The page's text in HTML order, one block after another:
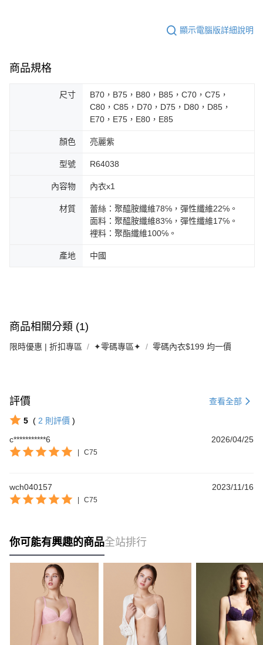
顯示電腦版詳細說明
商品規格
尺寸
B70，B75，B80，B85，C70，C75，
C80，C85，D70，D75，D80，D85，
E70，E75，E80，E85
顏色 亮麗紫
型號 R64038
內容物 內衣x1
材質
蕾絲：聚醯胺纖維78℅，彈性纖維22℅。
面料：聚醯胺纖維83℅，彈性纖維17℅。
裡料：聚酯纖維100℅。
產地 中國
商品相關分類 (1)
限時優惠 | 折扣專區 ✦零碼專區✦ 零碼內衣$199 均一價
評價 查看全部
5 ( 2 則評價 )
c***********6
2026/04/25
C75
wch040157 2023/11/16
C75
你可能有興趣的商品全站排行